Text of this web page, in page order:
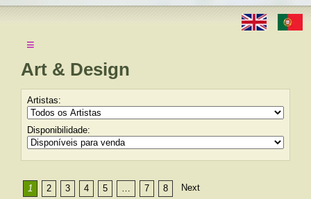
≡
Art & Design
Artistas:
Disponibilidade:
1 2 3 4 5 … 7 8 Next